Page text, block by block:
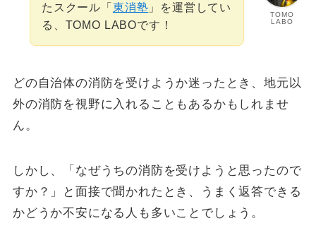
TOMO
LABO
たスクール「東消塾 」を運営してい
る、TOMO LABOです！
どの自治体の消防を受けようか迷ったとき、地元以
外の消防を視野に入れることもあるかもしれませ
ん。
しかし、「なぜうちの消防を受けようと思ったので
すか？」と面接で聞かれたとき、うまく返答できる
かどうか不安になる人も多いことでしょう。